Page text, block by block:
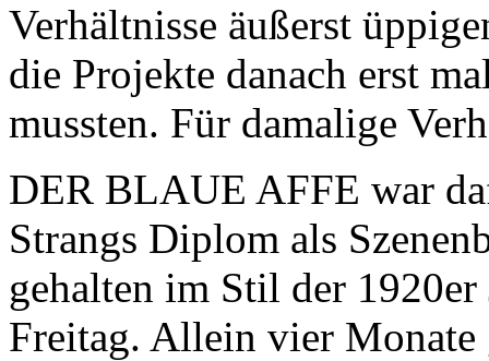
Verhältnisse äußerst
die Projekte danach erst
mussten. Für damalige
DER BLAUE AFFE war
Strangs Diplom als
gehalten im Stil der 1920er
Freitag. Allein vier Monate